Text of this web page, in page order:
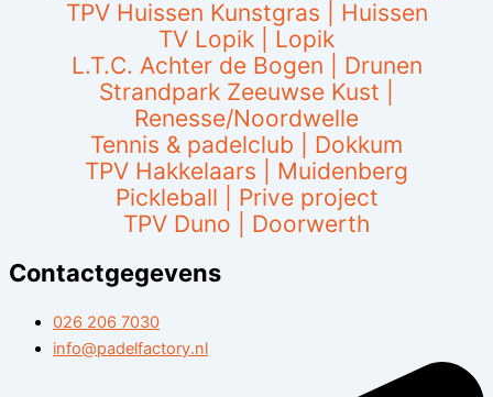
TPV Huissen Kunstgras | Huissen
TV Lopik | Lopik
L.T.C. Achter de Bogen | Drunen
Strandpark Zeeuwse Kust |
Renesse/Noordwelle
Tennis & padelclub | Dokkum
TPV Hakkelaars | Muidenberg
Pickleball | Prive project
TPV Duno | Doorwerth
Contactgegevens
026 206 7030
info@padelfactory.nl